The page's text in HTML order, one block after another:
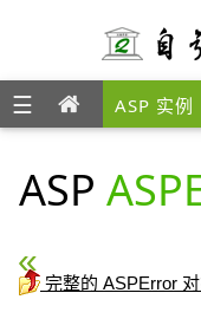
☰ ASP 实例
ASP
« ASP
完整的 ASPError